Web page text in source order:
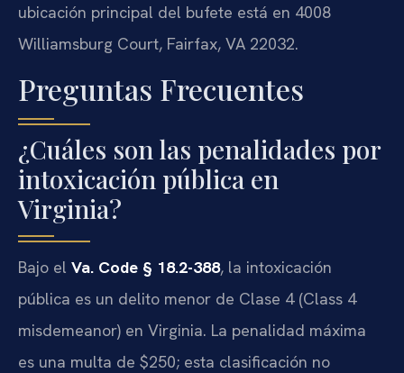
ubicación principal del bufete está en 4008
Williamsburg Court, Fairfax, VA 22032.
Preguntas Frecuentes
¿Cuáles son las penalidades por
intoxicación pública en
Virginia?
Bajo el Va. Code § 18.2-388, la intoxicación
pública es un delito menor de Clase 4 (Class 4
misdemeanor) en Virginia. La penalidad máxima
es una multa de $250; esta clasificación no